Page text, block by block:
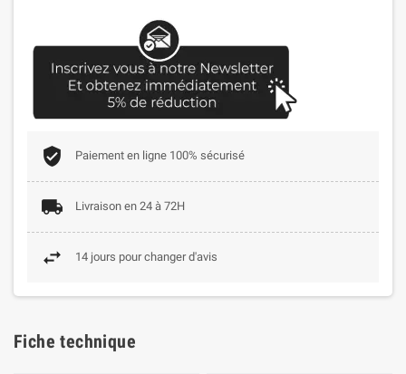
Paiement en ligne 100% sécurisé
Livraison en 24 à 72H
14 jours pour changer d'avis
Fiche technique